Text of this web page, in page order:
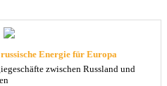
Energie für Europa
zwischen Russland und